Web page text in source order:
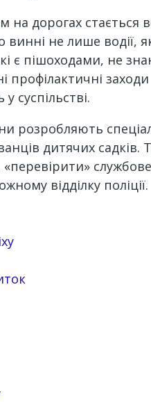
на дорогах стається
винні не лише
є пішоходами, не
профілактичні
суспільстві.
розробляють
дитячих
відділку поліції.